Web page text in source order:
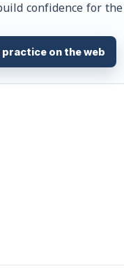
confidence for
practice on the web